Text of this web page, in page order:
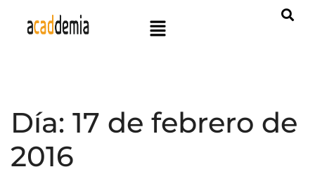
Día: 17 de febrero de
2016